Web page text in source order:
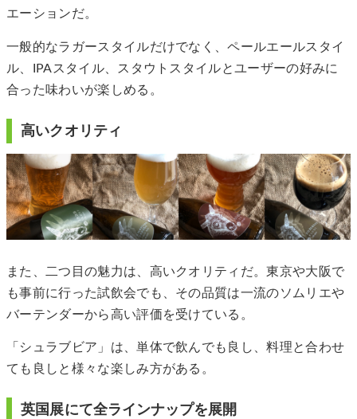
エーションだ。
一般的なラガースタイルだけでなく、ペールエールスタイ
ル、IPAスタイル、スタウトスタイルとユーザーの好みに
合った味わいが楽しめる。
高いクオリティ
また、二つ目の魅力は、高いクオリティだ。東京や大阪で
も事前に行った試飲会でも、その品質は一流のソムリエや
バーテンダーから高い評価を受けている。
「シュラブビア」は、単体で飲んでも良し、料理と合わせ
ても良しと様々な楽しみ方がある。
英国展にて全ラインナップを展開